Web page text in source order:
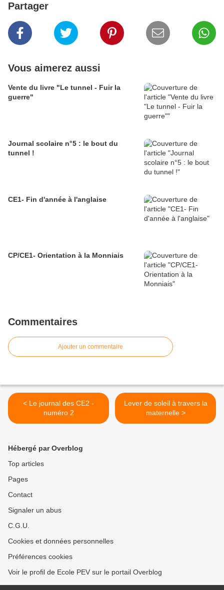
Partager
Vous aimerez aussi
Vente du livre "Le tunnel - Fuir la
guerre"
Journal scolaire n°5 : le bout du
tunnel !
CE1- Fin d'année à l'anglaise
CP/CE1- Orientation à la Monniais
Commentaires
Ajouter un commentaire
< Le journal des CE2 -
numéro 2
Lever de soleil à travers la
maternelle >
Hébergé par Overblog
Top articles
Pages
Contact
Signaler un abus
C.G.U.
Cookies et données personnelles
Préférences cookies
Voir le profil de Ecole PEV sur le portail Overblog